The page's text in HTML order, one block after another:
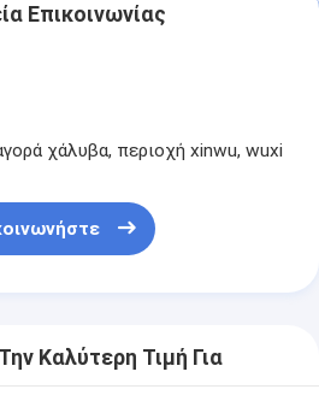
Επικοινωνίας
χάλυβα, περιοχή xinwu, wuxi
Καλύτερη Τιμή Για